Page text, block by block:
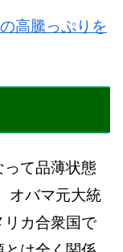
高騰っぷりを
て品薄状態
オバマ元大統
カ合衆国で